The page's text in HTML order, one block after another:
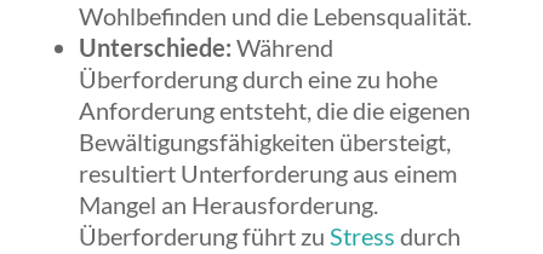
Wohlbefinden und die Lebensqualität.
Unterschiede: Während
Überforderung durch eine zu hohe
Anforderung entsteht, die die eigenen
Bewältigungsfähigkeiten übersteigt,
resultiert Unterforderung aus einem
Mangel an Herausforderung.
Überforderung führt zu Stress durch